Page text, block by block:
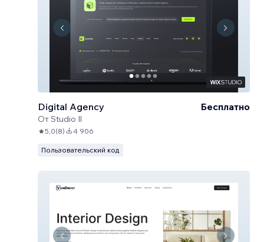
Digital Agency
ОтStudio Il
Бесплатно
5,0(8) 4 906
Пользовательский код